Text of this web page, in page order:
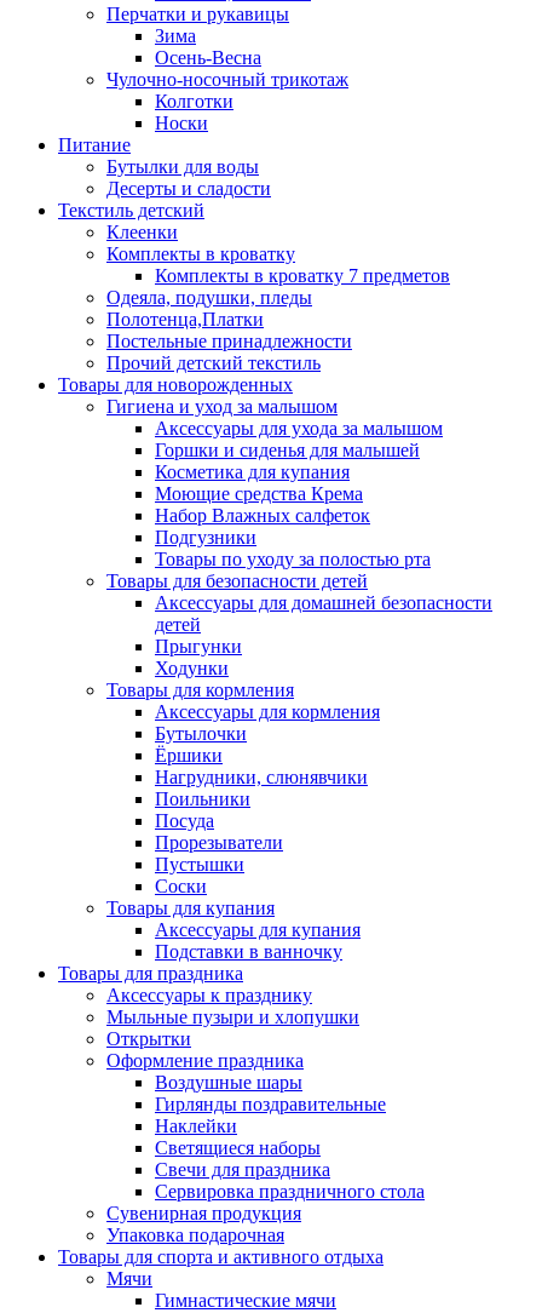
Перчатки и рукавицы
Зима
Осень-Весна
Чулочно-носочный трикотаж
Колготки
Носки
Питание
Бутылки для воды
Десерты и сладости
Текстиль детский
Клеенки
Комплекты в кроватку
Комплекты в кроватку 7 предметов
Одеяла, подушки, пледы
Полотенца,Платки
Постельные принадлежности
Прочий детский текстиль
Товары для новорожденных
Гигиена и уход за малышом
Аксессуары для ухода за малышом
Горшки и сиденья для малышей
Косметика для купания
Моющие средства Крема
Набор Влажных салфеток
Подгузники
Товары по уходу за полостью рта
Товары для безопасности детей
Аксессуары для домашней безопасности
детей
Прыгунки
Ходунки
Товары для кормления
Аксессуары для кормления
Бутылочки
Ёршики
Нагрудники, слюнявчики
Поильники
Посуда
Прорезыватели
Пустышки
Соски
Товары для купания
Аксессуары для купания
Подставки в ванночку
Товары для праздника
Аксессуары к празднику
Мыльные пузыри и хлопушки
Открытки
Оформление праздника
Воздушные шары
Гирлянды поздравительные
Наклейки
Светящиеся наборы
Свечи для праздника
Сервировка праздничного стола
Сувенирная продукция
Упаковка подарочная
Товары для спорта и активного отдыха
Мячи
Гимнастические мячи